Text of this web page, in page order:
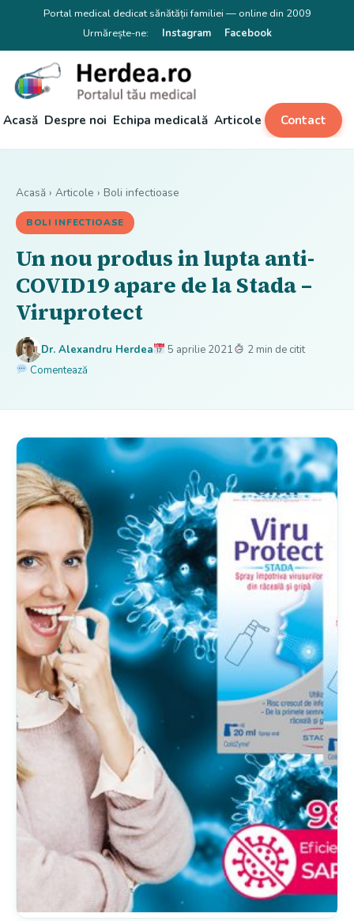
Portal medical dedicat sănătății familiei — online din 2009
Urmărește-ne:
Instagram Facebook
Acasă Despre noi Echipa medicală Articole Contact
Acasă › Articole › Boli infectioase
BOLI INFECTIOASE
Un nou produs in lupta anti-
COVID19 apare de la Stada –
Viruprotect
Dr. Alexandru Herdea 5 aprilie 2021
2 min de citit
Comentează